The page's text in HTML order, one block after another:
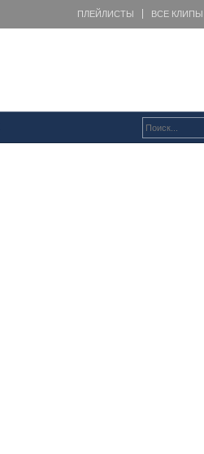
ПЛЕЙЛИСТЫ ВСЕ КЛИПЫ